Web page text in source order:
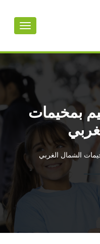
Toggle
بمخيمات
الشمال الغربي